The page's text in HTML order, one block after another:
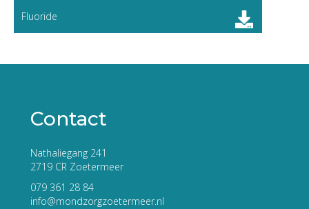
Fluoride
Contact
Nathaliegang 241
2719 CR Zoetermeer
079 361 28 84
info@mondzorgzoetermeer.nl